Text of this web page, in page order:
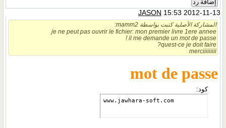
إضافة رد
JASON 15:53 2012-11-13
المشاركة الأصلية كتبت بواسطة mamm2:
je ne peut pas ouvrir le fichier: mon premier livre 1ere annee
il me demande un mot de passe !
quest-ce je doit faire?
merciiiiiiiii
mot de passe
كود:
www.jawhara-soft.com